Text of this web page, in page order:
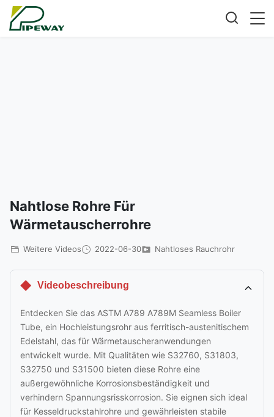
Nahtlose Rohre Für
Wärmetauscherrohre
Weitere Videos 2022-06-30 Nahtloses Rauchrohr
Videobeschreibung
Entdecken Sie das ASTM A789 A789M Seamless Boiler
Tube, ein Hochleistungsrohr aus ferritisch-austenitischem
Edelstahl, das für Wärmetauscheranwendungen
entwickelt wurde. Mit Qualitäten wie S32760, S31803,
S32750 und S31500 bieten diese Rohre eine
außergewöhnliche Korrosionsbeständigkeit und
verhindern Spannungsrisskorrosion. Sie eignen sich ideal
für Kesseldruckstahlrohre und gewährleisten stabile